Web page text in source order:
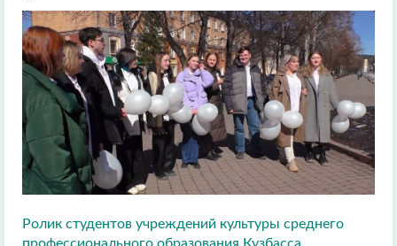
Ролик студентов учреждений культуры среднего
профессионального образования Кузбасса